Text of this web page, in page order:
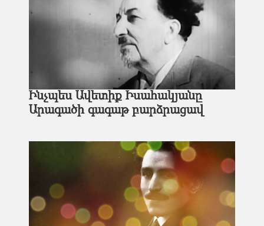
Ինչպես Ավետիք Իսահակյանը
Արագածի գագաթ բարձրացավ